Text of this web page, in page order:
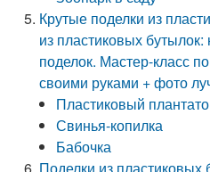
Крутые поделки из
из пластиковых
поделок. Мастер-класс
своими руками + фото
Пластиковый
Свинья-копилка
Бабочка